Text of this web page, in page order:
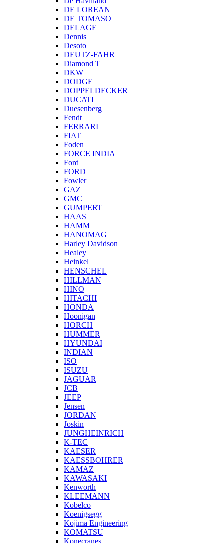
DE LOREAN
DE TOMASO
DELAGE
Dennis
Desoto
DEUTZ-FAHR
Diamond T
DKW
DODGE
DOPPELDECKER
DUCATI
Duesenberg
Fendt
FERRARI
FIAT
Foden
FORCE INDIA
Ford
FORD
Fowler
GAZ
GMC
GUMPERT
HAAS
HAMM
HANOMAG
Harley Davidson
Healey
Heinkel
HENSCHEL
HILLMAN
HINO
HITACHI
HONDA
Hoonigan
HORCH
HUMMER
HYUNDAI
INDIAN
ISO
ISUZU
JAGUAR
JCB
JEEP
Jensen
JORDAN
Joskin
JUNGHEINRICH
K-TEC
KAESER
KAESSBOHRER
KAMAZ
KAWASAKI
Kenworth
KLEEMANN
Kobelco
Koenigsegg
Kojima Engineering
KOMATSU